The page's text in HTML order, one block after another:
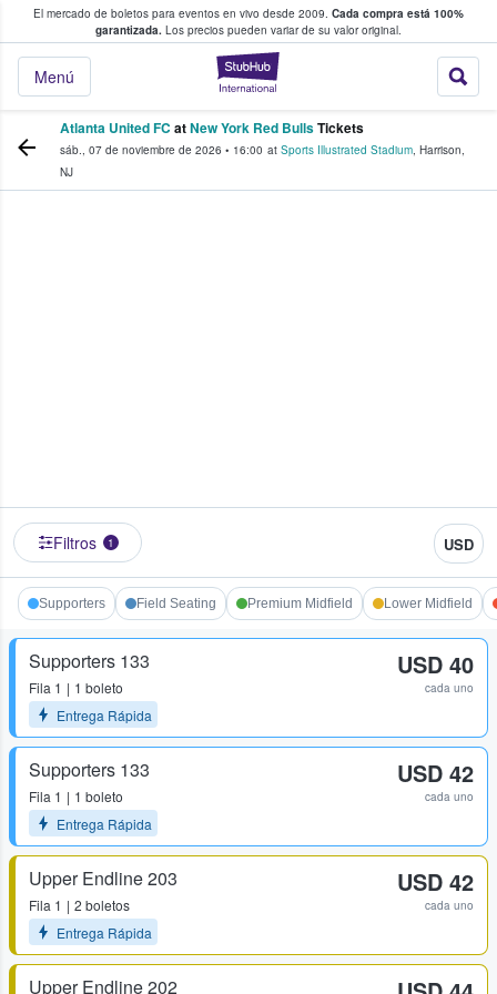
El mercado de boletos para eventos en vivo desde 2009. Cada compra está 100%
garantizada. Los precios pueden variar de su valor original.
StubHub: donde
Menú
fans compran y venden boletos
Atlanta United FC atNew York Red BullsTickets
sáb., 07 de noviembre de 2026 • 16:00 at Sports Illustrated Stadium, Harrison,
NJ
Filtros 1 USD
Supporters Field Seating Premium Midfield Lower Midfield
Supporters 133
Fila 1
1 boleto
Entrega Rápida
USD 40
cada uno
Supporters 133
Fila 1
1 boleto
Entrega Rápida
USD 42
cada uno
Upper Endline 203
Fila 1
2 boletos
Entrega Rápida
USD 42
cada uno
Upper Endline 202